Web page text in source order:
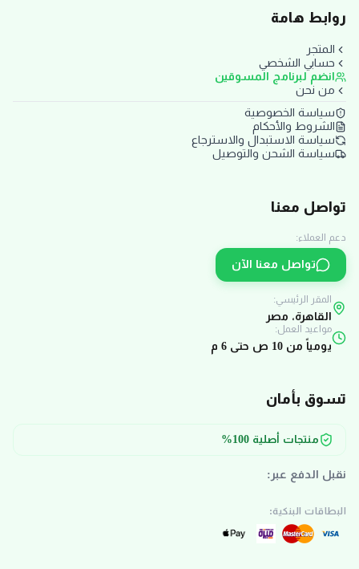
روابط هامة
المتجر
حسابي الشخصي
انضم لبرنامج المسوقين
من نحن
سياسة الخصوصية
الشروط والأحكام
سياسة الاستبدال والاسترجاع
سياسة الشحن والتوصيل
تواصل معنا
دعم العملاء:
تواصل معنا الآن
المقر الرئيسي:
القاهرة، مصر
مواعيد العمل:
يومياً من 10 ص حتى 6 م
تسوق بأمان
منتجات أصلية 100%
نقبل الدفع عبر:
البطاقات البنكية: